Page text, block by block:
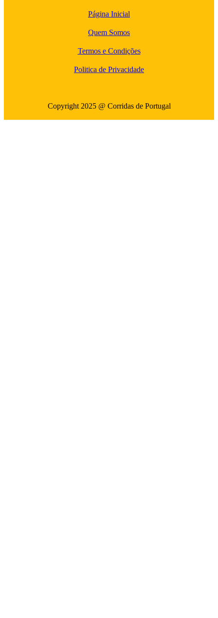
Página Inicial
Quem Somos
Termos e Condições
Politica de Privacidade
Copyright 2025 @ Corridas de Portugal